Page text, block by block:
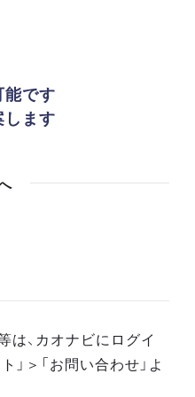
能です
します
、カオナビにログイ
」＞「お問い合わせ」よ